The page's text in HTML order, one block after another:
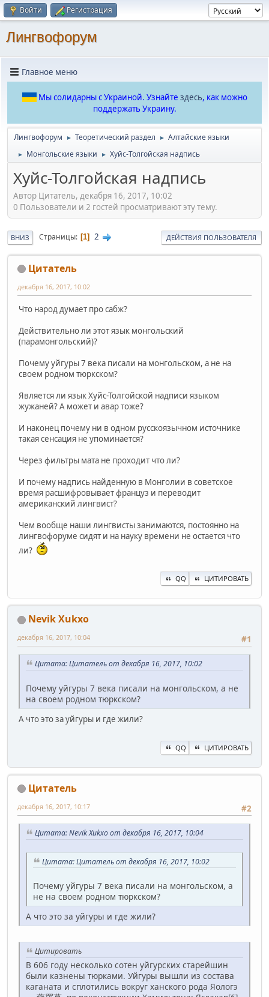
Войти Регистрация
Лингвофорум
Главное меню
Мы солидарны с Украиной. Узнайте здесь, как можно
поддержать Украину.
Лингвофорум ► Теоретический раздел ► Алтайские языки
► Монгольские языки ► Хуйс-Толгойская надпись
Хуйс-Толгойская надпись
Автор Цитатель, декабря 16, 2017, 10:02
0 Пользователи и 2 гостей просматривают эту тему.
ВНИЗ Страницы 1 2 ДЕЙСТВИЯ ПОЛЬЗОВАТЕЛЯ
Цитатель
декабря 16, 2017, 10:02
Что народ думает про сабж?
Действительно ли этот язык монгольский
(парамонгольский)?
Почему уйгуры 7 века писали на монгольском, а не на
своем родном тюркском?
Является ли язык Хуйс-Толгойской надписи языком
жужаней? А может и авар тоже?
И наконец почему ни в одном русскоязычном источнике
такая сенсация не упоминается?
Через фильтры мата не проходит что ли?
И почему надпись найденную в Монголии в советское
время расшифровывает француз и переводит
американский лингвист?
Чем вообще наши лингвисты занимаются, постоянно на
лингвофоруме сидят и на науку времени не остается что
ли?
QQ ЦИТИРОВАТЬ
Nevik Xukxo
#1
декабря 16, 2017, 10:04
Цитата: Цитатель от декабря 16, 2017, 10:02
Почему уйгуры 7 века писали на монгольском, а не
на своем родном тюркском?
А что это за уйгуры и где жили?
QQ ЦИТИРОВАТЬ
Цитатель
#2
декабря 16, 2017, 10:17
Цитата: Nevik Xukxo от декабря 16, 2017, 10:04
Цитата: Цитатель от декабря 16, 2017, 10:02
Почему уйгуры 7 века писали на монгольском, а
не на своем родном тюркском?
А что это за уйгуры и где жили?
Цитировать
В 606 году несколько сотен уйгурских старейшин
были казнены тюрками. Уйгуры вышли из состава
каганата и сплотились вокруг ханского рода Яологэ